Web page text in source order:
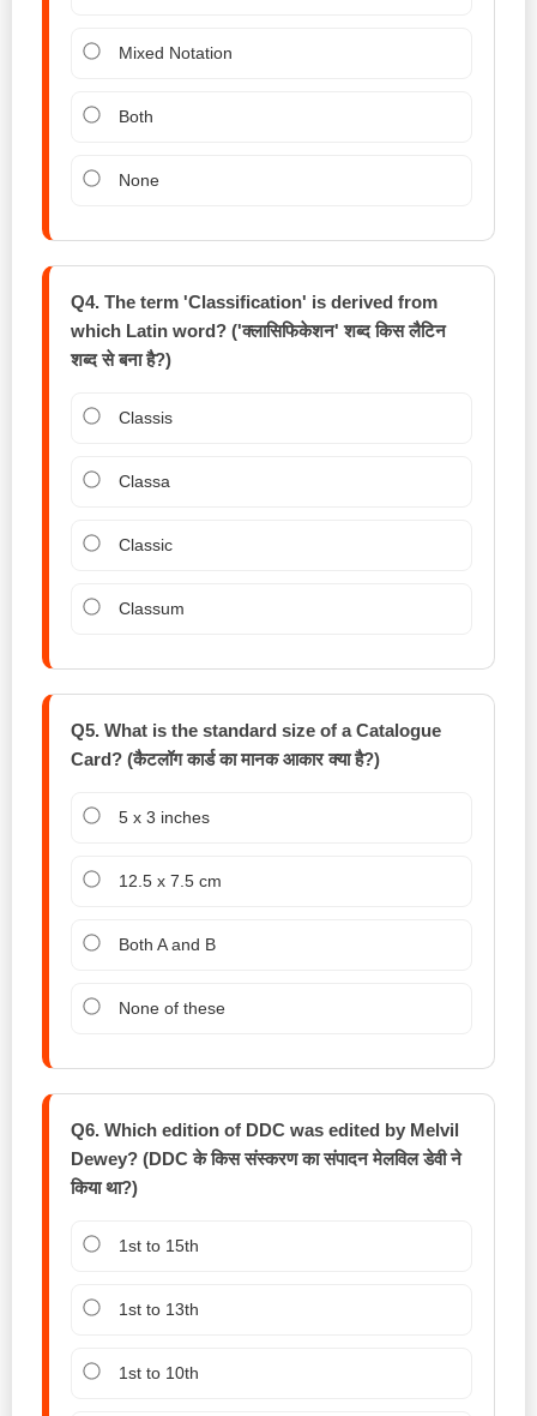
Mixed Notation
Both
None
Q4. The term 'Classification' is derived from
which Latin word? ('क्लासिफिकेशन' शब्द किस लैटिन
शब्द से बना है?)
Classis
Classa
Classic
Classum
Q5. What is the standard size of a Catalogue
Card? (कैटलॉग कार्ड का मानक आकार क्या है?)
5 x 3 inches
12.5 x 7.5 cm
Both A and B
None of these
Q6. Which edition of DDC was edited by Melvil
Dewey? (DDC के किस संस्करण का संपादन मेलविल डेवी ने
किया था?)
1st to 15th
1st to 13th
1st to 10th